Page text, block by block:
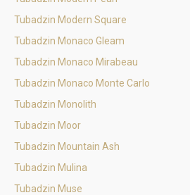
Tubadzin Modern Square
Tubadzin Monaco Gleam
Tubadzin Monaco Mirabeau
Tubadzin Monaco Monte Carlo
Tubadzin Monolith
Tubadzin Moor
Tubadzin Mountain Ash
Tubadzin Mulina
Tubadzin Muse